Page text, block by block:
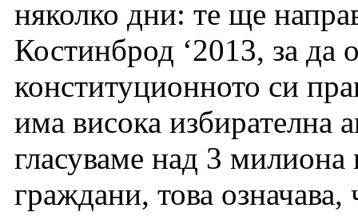
няколко дни: те ще
Костинброд ‘2013, за да
конституционното си
има висока избирателна
гласуваме над 3
граждани, това